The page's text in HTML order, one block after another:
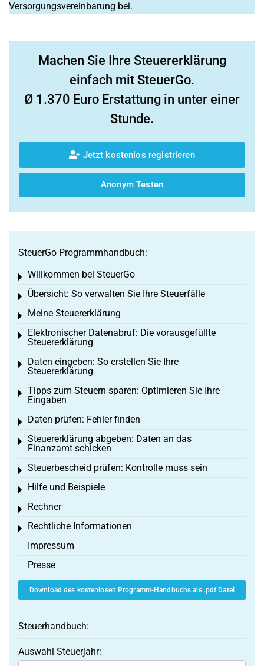
Versorgungsvereinbarung bei.
Machen Sie Ihre Steuererklärung
einfach mit SteuerGo.
Ø 1.370 Euro Erstattung in unter einer
Stunde.
Jetzt kostenlos registrieren
Anonym Testen
SteuerGo Programmhandbuch:
Willkommen bei SteuerGo
Toggle menu
Übersicht: So verwalten Sie Ihre Steuerfälle
Toggle menu
Meine Steuererklärung
Toggle menu
Elektronischer Datenabruf: Die vorausgefüllte
Steuererklärung
Toggle menu
Daten eingeben: So erstellen Sie Ihre
Steuererklärung
Toggle menu
Tipps zum Steuern sparen: Optimieren Sie Ihre
Eingaben
Toggle menu
Daten prüfen: Fehler finden
Toggle menu
Steuererklärung abgeben: Daten an das
Finanzamt schicken
Toggle menu
Steuerbescheid prüfen: Kontrolle muss sein
Toggle menu
Hilfe und Beispiele
Toggle menu
Rechner
Toggle menu
Rechtliche Informationen
Toggle menu
Impressum
Presse
Download des kostenlosen Programm-Handbuchs als .pdf Datei
Steuerhandbuch:
Auswahl Steuerjahr: